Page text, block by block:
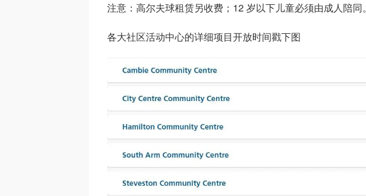
注意：高尔夫球租赁另收费；12 岁以下儿童必须由成人陪同。
各大社区活动中心的详细项目开放时间戳下图